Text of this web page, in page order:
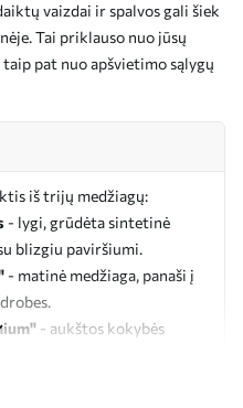
vaizdai ir spalvos gali šiek
Tai priklauso nuo jūsų
pat nuo apšvietimo sąlygų
iš trijų medžiagų:
- lygi, grūdėta sintetinė
blizgiu paviršiumi.
- matinė medžiaga, panaši į
- aukštos kokybės